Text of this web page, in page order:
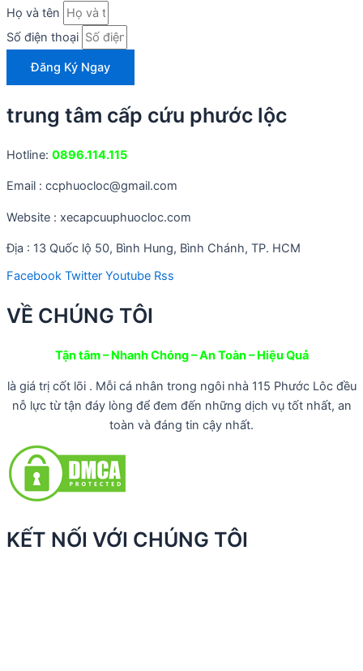
Họ và tên
Số điện thoại
Đăng Ký Ngay
trung tâm cấp cứu phước lộc
Hotline: 0896.114.115
Email : ccphuocloc@gmail.com
Website : xecapcuuphuocloc.com
Địa : 13 Quốc lộ 50, Bình Hung, Bình Chánh, TP. HCM
Facebook Twitter Youtube Rss
VỀ CHÚNG TÔI
Tận tâm – Nhanh Chóng – An Toàn – Hiệu Quả
là giá trị cốt lõi . Mỗi cá nhân trong ngôi nhà 115 Phước Lôc đều
nỗ lực từ tận đáy lòng để đem đến những dịch vụ tốt nhất, an
toàn và đáng tin cậy nhất.
KẾT NỐI VỚI CHÚNG TÔI